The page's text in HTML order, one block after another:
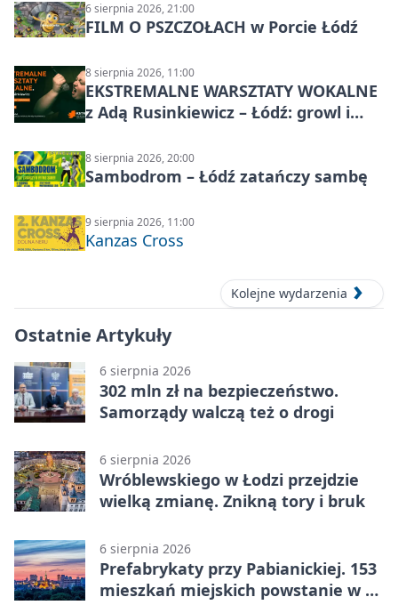
6 sierpnia 2026, 21:00
FILM O PSZCZOŁACH w Porcie Łódź
8 sierpnia 2026, 11:00
EKSTREMALNE WARSZTATY WOKALNE
z Adą Rusinkiewicz – Łódź: growl i
8 sierpnia 2026, 20:00
Sambodrom – Łódź zatańczy sambę
9 sierpnia 2026, 11:00
Kanzas Cross
Kolejne wydarzenia
Ostatnie Artykuły
6 sierpnia 2026
302 mln zł na bezpieczeństwo.
Samorządy walczą też o drogi
6 sierpnia 2026
Wróblewskiego w Łodzi przejdzie
wielką zmianę. Znikną tory i bruk
6 sierpnia 2026
Prefabrykaty przy Pabianickiej. 153
mieszkań miejskich powstanie w 15